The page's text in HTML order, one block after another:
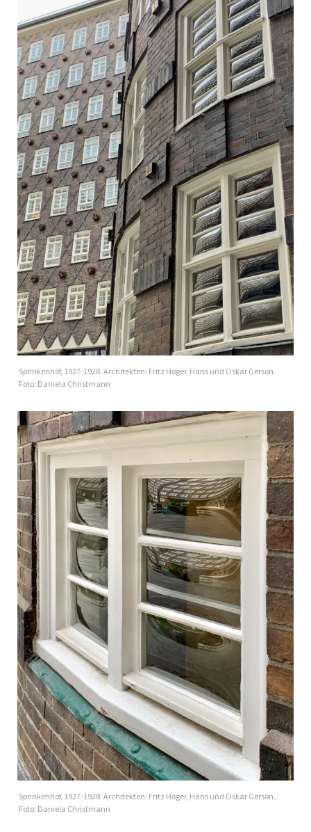
Sprinkenhof, 1927-1928. Architekten: Fritz Höger, Hans und Oskar Gerson.
Foto: Daniela Christmann
Sprinkenhof, 1927-1928. Architekten: Fritz Höger, Hans und Oskar Gerson.
Foto: Daniela Christmann